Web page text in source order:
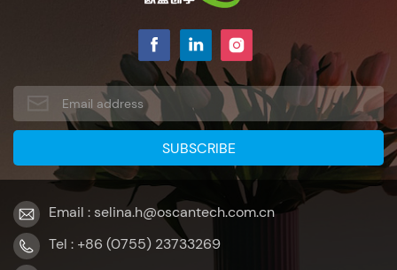
Email : selina.h@oscantech.com.cn
Tel : +86 (0755) 23733269